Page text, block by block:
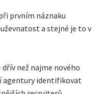
prvním náznaku
a stejné je to v
než najme nového
agentury identifikovat